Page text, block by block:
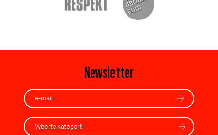
Newsletter
Vyberte kategorii